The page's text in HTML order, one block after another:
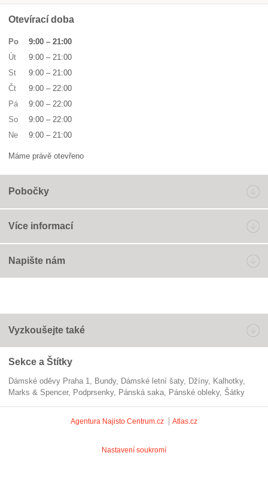
Otevírací doba
Po 9:00 – 21:00
Út
9:00 – 21:00
St
9:00 – 21:00
Čt
9:00 – 22:00
Pá
9:00 – 22:00
So
9:00 – 22:00
Ne
9:00 – 21:00
Máme právě otevřeno
Pobočky
Více informací
Napište nám
Vyzkoušejte také
Sekce a Štítky
Dámské oděvy Praha 1 bundy dámské letní šaty džíny
kalhotky
Marks & Spencer
podprsenky pánská saka pánské obleky šátky
Agentura Najisto Centrum.cz Atlas.cz
Nastavení soukromí